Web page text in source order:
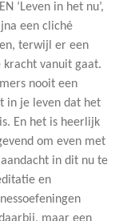
‘Leven in het nu’,
een cliché
terwijl er een
kracht vanuit gaat.
nooit een
in je leven dat het
En het is heerlijk
om even met
in dit nu te
en